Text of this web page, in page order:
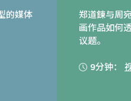
的媒体
郑道鍊与周
画作品如何
议题。
9分钟：